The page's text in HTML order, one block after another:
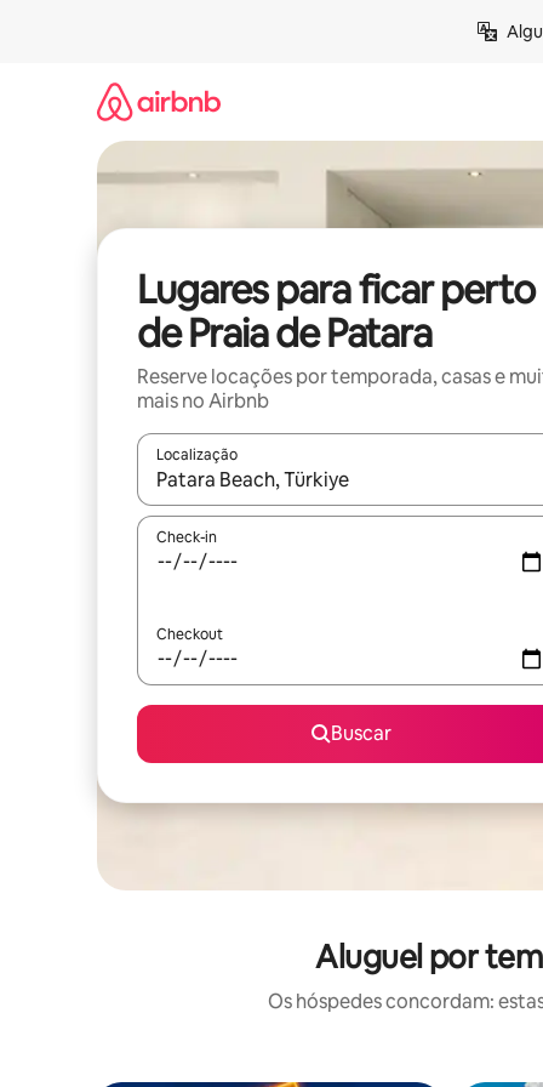
Lugares para ficar perto
de Praia de Patara
Reserve locações por temporada, casas e
mais no Airbnb
Localização
Quando os resultados estiverem disponíveis,
Check-in
Checkout
Buscar
Aluguel por
Os hóspedes concordam: